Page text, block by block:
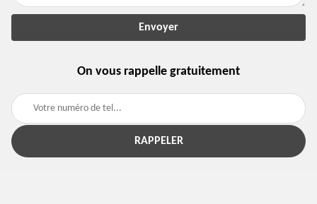
On vous rappelle gratuitement